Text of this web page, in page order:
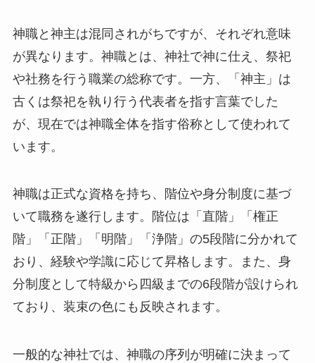
神職と神主は混同されがちですが、それぞれ意味
が異なります。神職とは、神社で神に仕え、祭祀
や社務を行う職業の総称です。一方、「神主」は
古くは祭祀を執り行う代表者を指す言葉でした
が、現在では神職全体を指す俗称として使われて
います。
神職は正式な資格を持ち、階位や身分制度に基づ
いて職務を遂行します。階位は「直階」「権正
階」「正階」「明階」「浄階」の5段階に分かれて
おり、経験や学識に応じて昇格します。また、身
分制度として特級から四級までの6段階が設けられ
ており、装束の色にも反映されます。
一般的な神社では、神職の序列が明確に決まって